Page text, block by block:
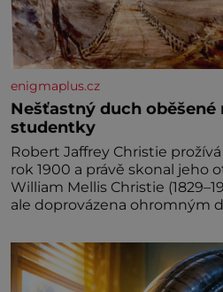
enigmaplus.cz
Nešťastný duch oběšené
studentky
Robert Jaffrey Christie
rok 1900 a právě skonal jeho
William Mellis Christie
ale doprovázena ohromným